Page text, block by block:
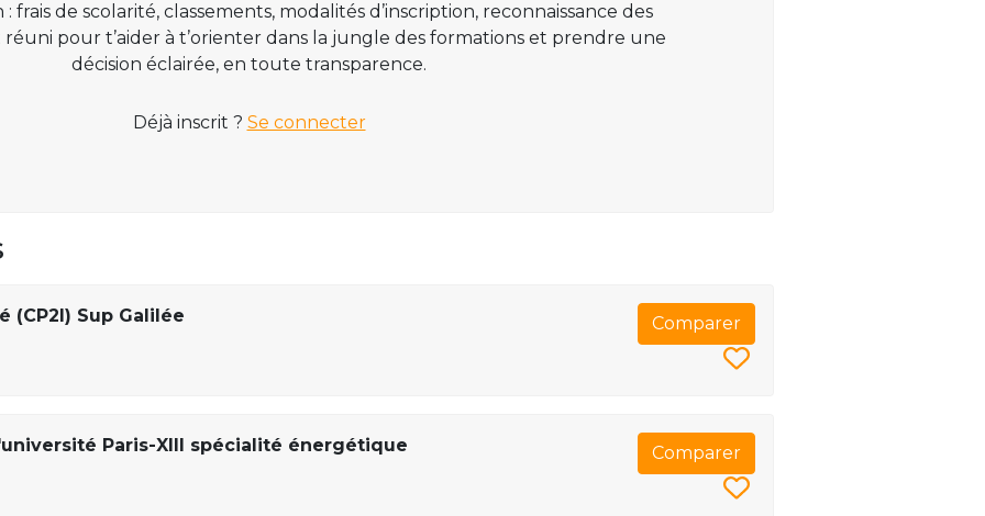
frais de scolarité, classements, modalités d’inscription, reconnaissance des
réuni pour t’aider à t’orienter dans la jungle des formations et prendre une
décision éclairée, en toute transparence.
Déjà inscrit ? Se connecter
(CP2I) Sup Galilée Comparer
Paris-XIII spécialité énergétique Comparer